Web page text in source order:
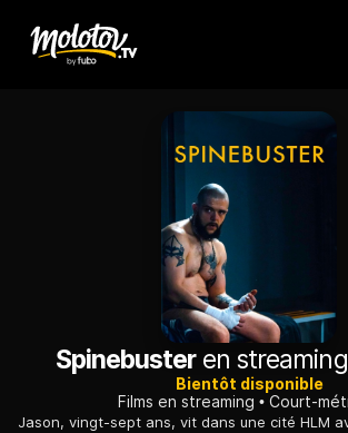
Spinebusteren
Bientôt disponible
Films en streaming
Court-